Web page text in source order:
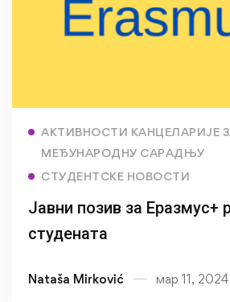
АКТИВНОСТИ КАНЦЕЛАРИЈЕ
МЕЂУНАРОДНУ САРАДЊУ
СТУДЕНТСКЕ НОВОСТИ
Јавни позив за Еразмус+
студената
Nataša Mirković мар 11, 2024